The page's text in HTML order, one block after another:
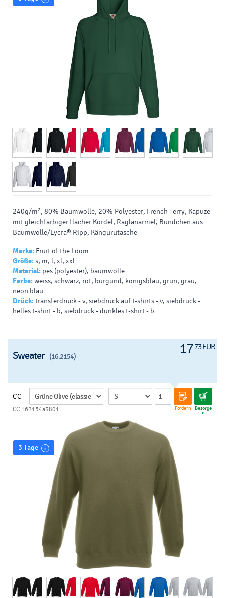
240g/m², 80% Baumwolle, 20% Polyester, French Terry, Kapuze
mit gleichfarbiger flacher Kordel, Raglanärmel, Bündchen aus
Baumwolle/Lycra® Ripp, Kängurutasche
Marke: Fruit of the Loom
Größe:s, m, l, xl, xxl
Material: pes (polyester), baumwolle
Farbe:weiss, schwarz, rot, burgund, königsblau, grün, grau,
neon blau
Drück:transferdruck - v, siebdruck auf t-shirts - v, siebdruck -
helles t-shirt - b, siebdruck - dunkles t-shirt - b
1773 EUR
Sweater (16.2154)
CC
Fordern Besorge
n
CC 162154a3801
3 Tage